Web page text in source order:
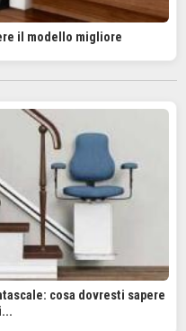
il modello migliore
cosa dovresti sapere